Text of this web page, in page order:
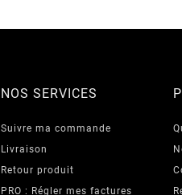
NOS SERVICES
Suivre ma commande
Livraison
Retour produit
PRO : Régler mes factures